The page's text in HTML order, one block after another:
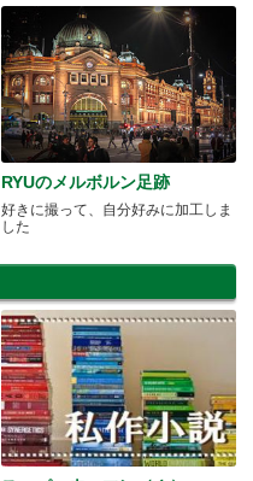
RYUのメルボルン足跡
好きに撮って、自分好みに加工しま
した